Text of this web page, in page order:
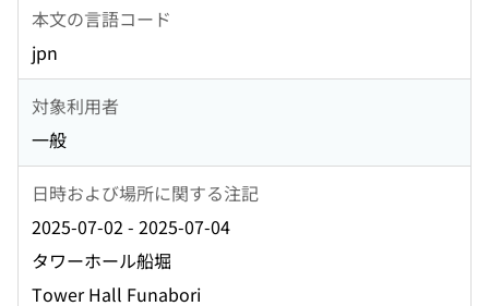
本文の言語コード
jpn
対象利用者
一般
日時および場所に関する注記
2025-07-02 - 2025-07-04
タワーホール船堀
Tower Hall Funabori